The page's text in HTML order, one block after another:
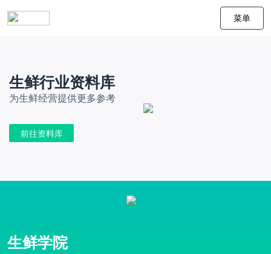
菜单
生鲜行业资料库
为生鲜经营提供更多参考
前往资料库
生鲜学院